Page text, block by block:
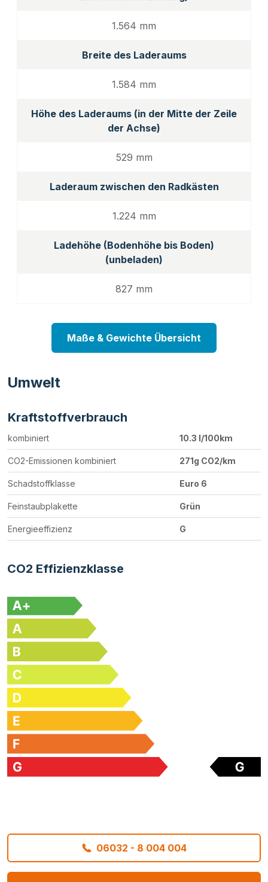
1.564 mm
Breite des Laderaums
1.584 mm
Höhe des Laderaums (in der Mitte der Zeile
der Achse)
529 mm
Laderaum zwischen den Radkästen
1.224 mm
Ladehöhe (Bodenhöhe bis Boden)
(unbeladen)
827 mm
Maße & Gewichte Übersicht
Umwelt
Kraftstoffverbrauch
kombiniert 10.3 l/100km
CO2-Emissionen kombiniert 271g CO2/km
Schadstoffklasse Euro 6
Feinstaubplakette Grün
Energieeffizienz G
CO2 Effizienzklasse
06032 - 8 004 004